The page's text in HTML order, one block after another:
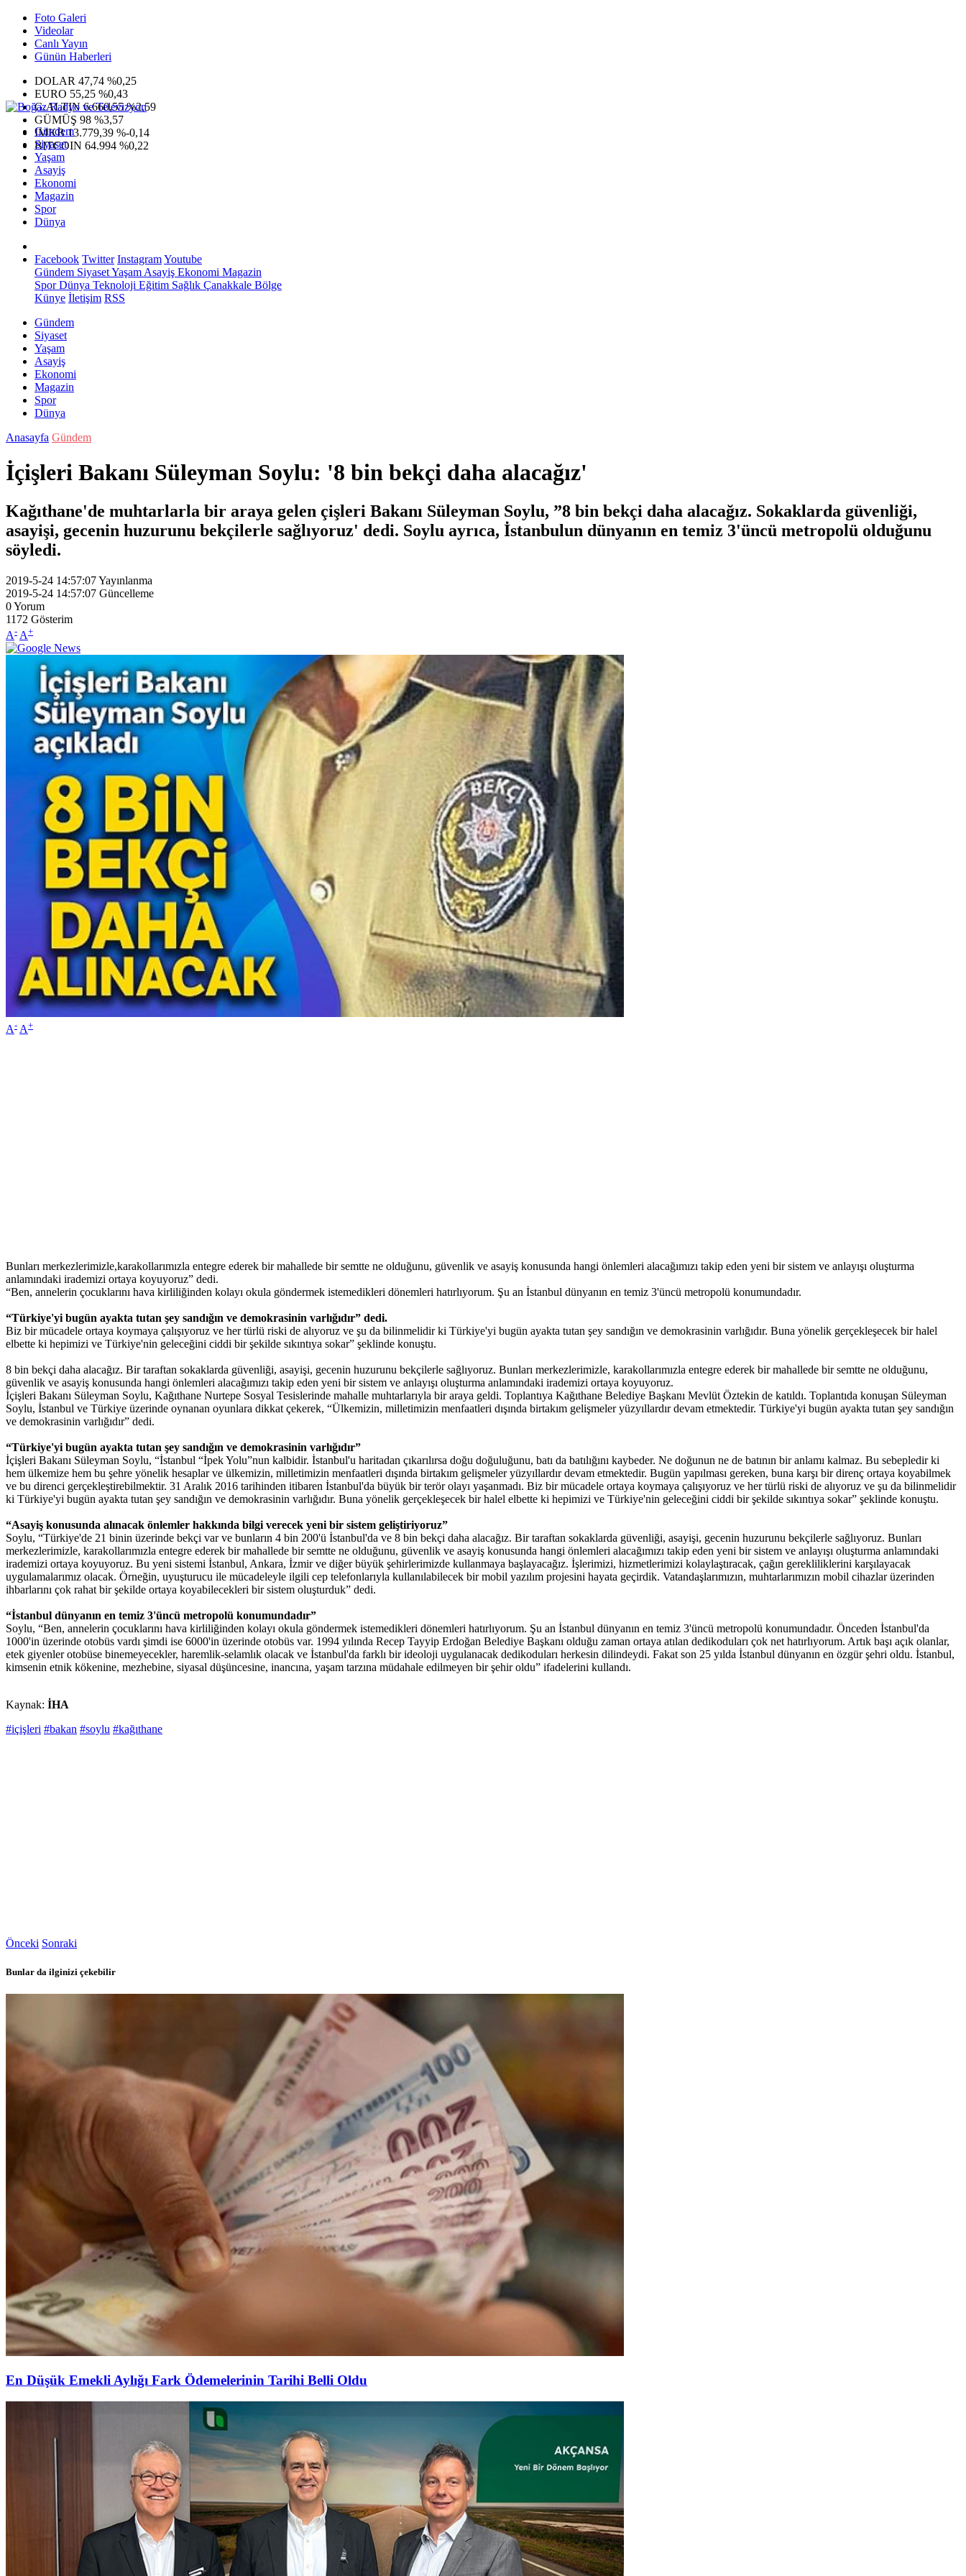
Foto Galeri
Videolar
Canlı Yayın
Günün Haberleri
DOLAR 47,74 %0,25
EURO 55,25 %0,43
G.ALTIN6.660,55 %2,59
GÜMÜŞ 98 %3,57
IMKB13.779,39 %-0,14
BITCOIN 64.994 %0,22
Gündem
Siyaset
Yaşam
Asayiş
Ekonomi
Magazin
Spor
Dünya
Facebook Twitter InstagramYoutube
Gündem SiyasetYaşam Asayiş Ekonomi Magazin
SporDünya Teknoloji Eğitim Sağlık Çanakkale Bölge
Künye İletişim RSS
Gündem
Siyaset
Yaşam
Asayiş
Ekonomi
Magazin
Spor
Dünya
Anasayfa Gündem
İçişleri Bakanı Süleyman Soylu: '8 bin bekçi daha alacağız'
Kağıthane'de muhtarlarla bir araya gelen çişleri Bakanı Süleyman Soylu, ”8 bin bekçi daha alacağız. Sokaklarda güvenliği,
asayişi, gecenin huzurunu bekçilerle sağlıyoruz' dedi. Soylu ayrıca, İstanbulun dünyanın en temiz 3'üncü metropolü olduğunu
söyledi.
2019-5-24 14:57:07Yayınlanma
2019-5-24 14:57:07 Güncelleme
0Yorum
1172 Gösterim
A- A+
A- A+
Bunları merkezlerimizle,karakollarımızla entegre ederek bir mahallede bir semtte ne olduğunu, güvenlik ve asayiş konusunda hangi önlemleri alacağımızı takip eden yeni bir sistem ve anlayışı oluşturma
anlamındaki irademizi ortaya koyuyoruz” dedi.
“Ben, annelerin çocuklarını hava kirliliğinden kolayı okula göndermek istemedikleri dönemleri hatırlıyorum. Şu an İstanbul dünyanın en temiz 3'üncü metropolü konumundadır.
“Türkiye'yi bugün ayakta tutan şey sandığın ve demokrasinin varlığıdır” dedi.
Biz bir mücadele ortaya koymaya çalışıyoruz ve her türlü riski de alıyoruz ve şu da bilinmelidir ki Türkiye'yi bugün ayakta tutan şey sandığın ve demokrasinin varlığıdır. Buna yönelik gerçekleşecek bir halel
elbette ki hepimizi ve Türkiye'nin geleceğini ciddi bir şekilde sıkıntıya sokar” şeklinde konuştu.
8 bin bekçi daha alacağız. Bir taraftan sokaklarda güvenliği, asayişi, gecenin huzurunu bekçilerle sağlıyoruz. Bunları merkezlerimizle, karakollarımızla entegre ederek bir mahallede bir semtte ne olduğunu,
güvenlik ve asayiş konusunda hangi önlemleri alacağımızı takip eden yeni bir sistem ve anlayışı oluşturma anlamındaki irademizi ortaya koyuyoruz.
İçişleri Bakanı Süleyman Soylu, Kağıthane Nurtepe Sosyal Tesislerinde mahalle muhtarlarıyla bir araya geldi. Toplantıya Kağıthane Belediye Başkanı Mevlüt Öztekin de katıldı. Toplantıda konuşan Süleyman
Soylu, İstanbul ve Türkiye üzerinde oynanan oyunlara dikkat çekerek, “Ülkemizin, milletimizin menfaatleri dışında birtakım gelişmeler yüzyıllardır devam etmektedir. Türkiye'yi bugün ayakta tutan şey sandığın
ve demokrasinin varlığıdır” dedi.
“Türkiye'yi bugün ayakta tutan şey sandığın ve demokrasinin varlığıdır”
İçişleri Bakanı Süleyman Soylu, “İstanbul “İpek Yolu”nun kalbidir. İstanbul'u haritadan çıkarılırsa doğu doğuluğunu, batı da batılığını kaybeder. Ne doğunun ne de batının bir anlamı kalmaz. Bu sebepledir ki
hem ülkemize hem bu şehre yönelik hesaplar ve ülkemizin, milletimizin menfaatleri dışında birtakım gelişmeler yüzyıllardır devam etmektedir. Bugün yapılması gereken, buna karşı bir direnç ortaya koyabilmek
ve bu direnci gerçekleştirebilmektir. 31 Aralık 2016 tarihinden itibaren İstanbul'da büyük bir terör olayı yaşanmadı. Biz bir mücadele ortaya koymaya çalışıyoruz ve her türlü riski de alıyoruz ve şu da bilinmelidir
ki Türkiye'yi bugün ayakta tutan şey sandığın ve demokrasinin varlığıdır. Buna yönelik gerçekleşecek bir halel elbette ki hepimizi ve Türkiye'nin geleceğini ciddi bir şekilde sıkıntıya sokar” şeklinde konuştu.
“Asayiş konusunda alınacak önlemler hakkında bilgi verecek yeni bir sistem geliştiriyoruz”
Soylu, “Türkiye'de 21 binin üzerinde bekçi var ve bunların 4 bin 200'ü İstanbul'da ve 8 bin bekçi daha alacağız. Bir taraftan sokaklarda güvenliği, asayişi, gecenin huzurunu bekçilerle sağlıyoruz. Bunları
merkezlerimizle, karakollarımızla entegre ederek bir mahallede bir semtte ne olduğunu, güvenlik ve asayiş konusunda hangi önlemleri alacağımızı takip eden yeni bir sistem ve anlayışı oluşturma anlamındaki
irademizi ortaya koyuyoruz. Bu yeni sistemi İstanbul, Ankara, İzmir ve diğer büyük şehirlerimizde kullanmaya başlayacağız. İşlerimizi, hizmetlerimizi kolaylaştıracak, çağın gerekliliklerini karşılayacak
uygulamalarımız olacak. Örneğin, uyuşturucu ile mücadeleyle ilgili cep telefonlarıyla kullanılabilecek bir mobil yazılım projesini hayata geçirdik. Vatandaşlarımızın, muhtarlarımızın mobil cihazlar üzerinden
ihbarlarını çok rahat bir şekilde ortaya koyabilecekleri bir sistem oluşturduk” dedi.
“İstanbul dünyanın en temiz 3'üncü metropolü konumundadır”
Soylu, “Ben, annelerin çocuklarını hava kirliliğinden kolayı okula göndermek istemedikleri dönemleri hatırlıyorum. Şu an İstanbul dünyanın en temiz 3'üncü metropolü konumundadır. Önceden İstanbul'da
1000'in üzerinde otobüs vardı şimdi ise 6000'in üzerinde otobüs var. 1994 yılında Recep Tayyip Erdoğan Belediye Başkanı olduğu zaman ortaya atılan dedikoduları çok net hatırlıyorum. Artık başı açık olanlar,
etek giyenler otobüse binemeyecekler, haremlik-selamlık olacak ve İstanbul'da farklı bir ideoloji uygulanacak dedikoduları herkesin dilindeydi. Fakat son 25 yılda İstanbul dünyanın en özgür şehri oldu. İstanbul,
kimsenin etnik kökenine, mezhebine, siyasal düşüncesine, inancına, yaşam tarzına müdahale edilmeyen bir şehir oldu” ifadelerini kullandı.
Kaynak: İHA
#içişleri #bakan #soylu #kağıthane
Önceki Sonraki
Bunlar da ilginizi çekebilir
En Düşük Emekli Aylığı Fark Ödemelerinin Tarihi Belli Oldu